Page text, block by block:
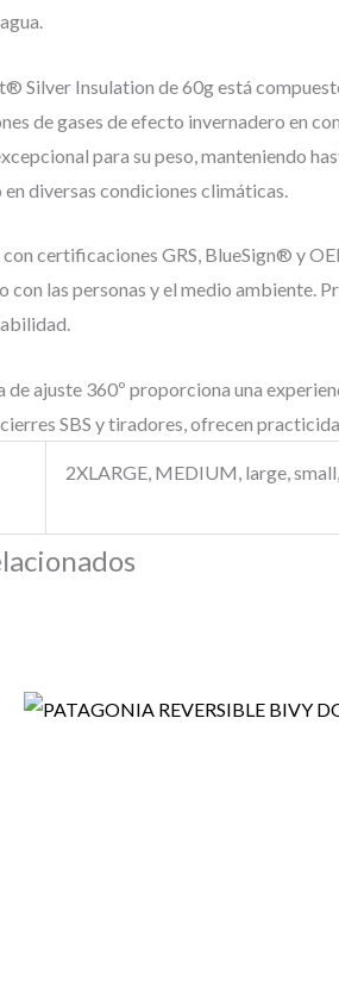
Silver Insulation de 60g está
de gases de efecto invernadero en
para su peso, manteniendo
diversas condiciones climáticas.
con certificaciones GRS, BlueSign® y
con las personas y el medio ambiente.
de ajuste 360º proporciona una
SBS y tiradores, ofrecen
2XLARGE, MEDIUM, large,